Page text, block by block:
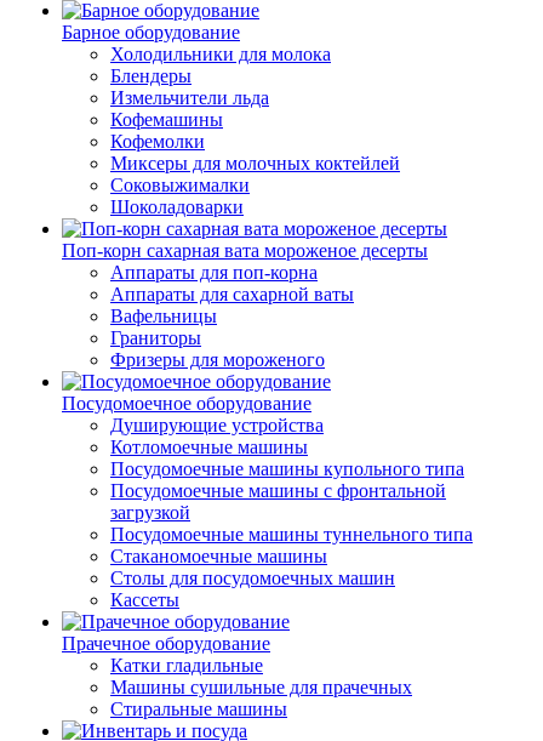
Барное оборудование
Холодильники для молока
Блендеры
Измельчители льда
Кофемашины
Кофемолки
Миксеры для молочных коктейлей
Соковыжималки
Шоколадоварки
Поп-корн сахарная вата мороженое десерты
Аппараты для поп-корна
Аппараты для сахарной ваты
Вафельницы
Граниторы
Фризеры для мороженого
Посудомоечное оборудование
Душирующие устройства
Котломоечные машины
Посудомоечные машины купольного типа
Посудомоечные машины с фронтальной
загрузкой
Посудомоечные машины туннельного типа
Стаканомоечные машины
Столы для посудомоечных машин
Кассеты
Прачечное оборудование
Катки гладильные
Машины сушильные для прачечных
Стиральные машины